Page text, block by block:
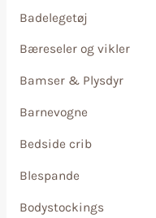
Badelegetøj
Bæreseler og vikler
Bamser & Plysdyr
Barnevogne
Bedside crib
Blespande
Bodystockings